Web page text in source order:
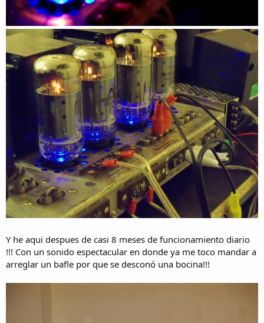
Y he aqui despues de casi 8 meses de funcionamiento diario
!!! Con un sonido espectacular en donde ya me toco mandar a
arreglar un bafle por que se desconó una bocina!!!